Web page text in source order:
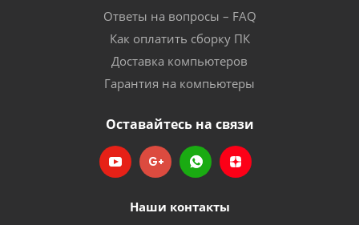
Ответы на вопросы – FAQ
Как оплатить сборку ПК
Доставка компьютеров
Гарантия на компьютеры
Оставайтесь на связи
Наши контакты